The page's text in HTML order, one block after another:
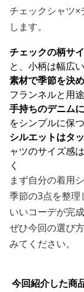
チェックシャツ×
します。
チェックの柄サ
と、小柄は幅広
素材で季節を決
フランネルと用
手持ちのデニム
をシンプルに保
シルエットはタ
ャツのサイズ感
く
まず自分の着用
季節の3点を整
いいコーデが完成
ぜひ今回の選び
みてください。
今回紹介した商